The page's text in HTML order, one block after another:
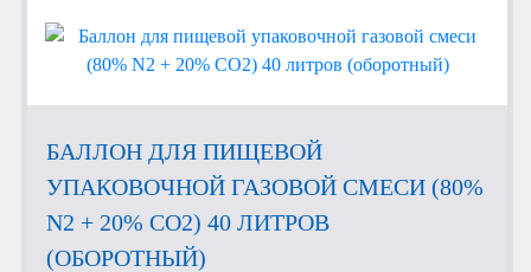
БАЛЛОН ДЛЯ ПИЩЕВОЙ
УПАКОВОЧНОЙ ГАЗОВОЙ СМЕСИ (80%
N2 + 20% CO2) 40 ЛИТРОВ
(ОБОРОТНЫЙ)